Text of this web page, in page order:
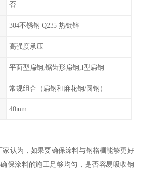
否
304不锈钢 Q235 热镀锌
高强度承压
平面型扁钢,锯齿形扁钢,I型扁钢
常规组合（扁钢和麻花钢/圆钢）
40mm
家认为，如果要确保涂料与钢格栅能够更好
保涂料的施工足够均匀，是否容易吸收钢